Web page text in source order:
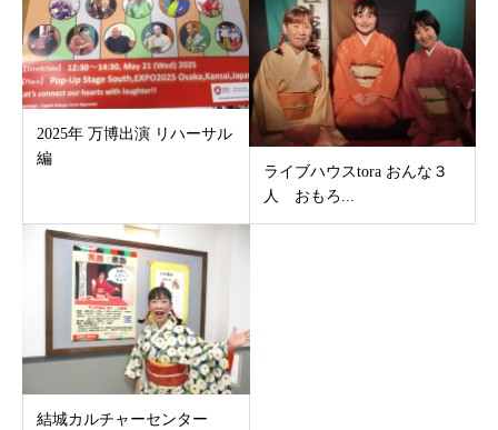
2025年 万博出演 リハーサル
編
ライブハウスtora おんな３
人 おもろ...
結城カルチャーセンター